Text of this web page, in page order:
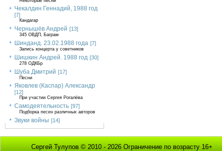
Чекалдин Геннадий, 1988 год
[7]
Кандагар
Чернышёв Андрей [13]
345 ОВДП, Баграм
Шинданд. 23.02.1988 года [7]
Запись концерта у советников
Шишкин Андрей. 1988 год [30]
278 ОДКБр
Шуба Дмитрий [17]
Песни
Яковлев (Каспар) Александр
[12]
При участии Сергея Рогалёва
Самодеятельность [97]
Подборка песен различных авторов
Звуки войны [14]
Сергей Тулупов © 2010 - 2026 Ограничение по возрасту 16+